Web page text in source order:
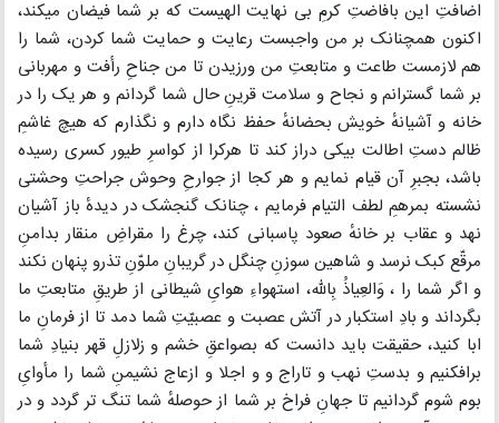
اضافتِ این بافاضتِ کرمِ بی نهایت الهیست که بر شما فیضان میکند،
اکنون همچنانک بر من واجبست رعایت و حمایت شما کردن، شما را
هم لازمست طاعت و متابعتِ من ورزیدن تا من جناحِ رأفت و مهربانی
بر شما گسترانم و نجاح و سلامت قرینِ حال شما گردانم و هر یک را در
خانه و آشیانهٔ خویش بحضانهٔ حفظ نگاه دارم و نگذارم که هیچ غاشمِ
ظالم دستِ اطالت بیکی دراز کند تا هرکرا از کواسرِ طیور کسری رسیده
باشد، بجبرِ آن قیام نمایم و هر کجا از جوارحِ وحوش جراحتِ وحشتی
نشسته بمرهمِ لطف التیام فرمایم ، چنانک گنجشک در دیدهٔ باز آشیان
نهد و عقاب بر خانهٔ صعود پاسبانی کند، چرغ را مقراضِ منقار بدامنِ
مرقّع کبک نرسد و شاهین سوزنِ چنگل در گریبانِ ملوّنِ تذرو پنهان نکند
و اگر شما را ، وَالعِیاذُ بِالله، استهواءِ هوایِ شیطانی از طریقِ متابعتِ ما
بگرداند و بادِ استکبار در آتش عصبت و عصبیّتِ شما دمد تا از فرمانِ ما
ابا کنید، حقیقت باید دانست که بصواعقِ خشم و زلازلِ قهر بنیادِ شما
برافکنیم و بدستِ نهب و تاراج و و اجلا و ازعاج نشیمنِ شما را مأوایِ
بوم شوم گردانیم تا جهانِ فراخ بر شما از حوصلهٔ شما تنگ تر گردد و در